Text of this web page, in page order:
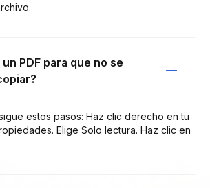
PDF para que no se
estos pasos: Haz clic derecho en tu
Elige Solo lectura. Haz clic en